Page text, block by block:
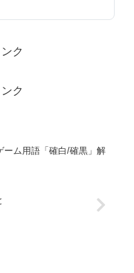
ク
ク
ーム用語「確白/確黒」解